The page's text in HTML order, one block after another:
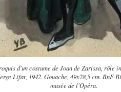
d'un costume de Joan de Zarissa, rôle
Lifar, 1942. Gouache, 49x28,5 cm. BnF-
musée de l'Opéra.